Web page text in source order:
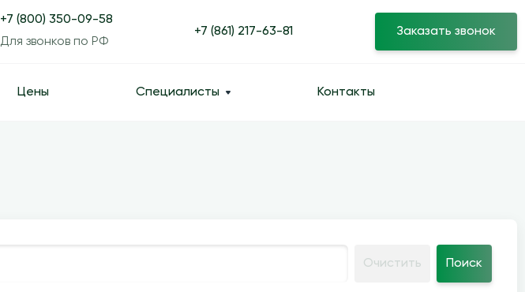
+7 (800) 350-09-58
Для звонков по РФ
+7 (861) 217-63-81 Заказать звонок
Цены Специалисты Контакты
Очистить Поиск